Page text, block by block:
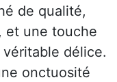
de qualité,
et une touche
délice.
onctuosité